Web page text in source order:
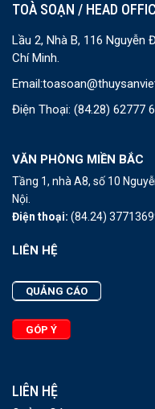
TOÀ SOẠN / HEAD
Lầu 2, Nhà B, 116 Nguyễn
Chí Minh.
Email:
Điện Thoại: (84.28) 62777
VĂN PHÒNG MIỀN BẮC
Tầng 1, nhà A8, số 10
Nội.
Điện thoại: (84.24)
LIÊN HỆ
QUẢNG CÁO
GÓP Ý
LIÊN HỆ